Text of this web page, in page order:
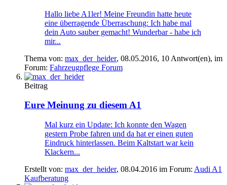
Hallo liebe A1ler! Meine Freundin hatte heute
eine überragende Überraschung: Ich habe mal
dein Auto sauber gemacht! Wunderbar - habe ich
mir...
Thema von: max_der_heider, 08.05.2016, 10 Antwort(en), im
Forum: Fahrzeugpflege Forum
Beitrag
Eure Meinung zu diesem A1
Mal kurz ein Update: Ich konnte den Wagen
gestern Probe fahren und da hat er einen guten
Eindruck hinterlassen. Beim Kaltstart war kein
Klackern...
Erstellt von: max_der_heider, 08.04.2016 im Forum: Audi A1
Kaufberatung